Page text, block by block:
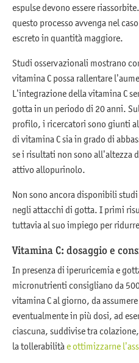
espulse devono essere
questo processo avvenga nel
escreto in quantità maggiore.
Studi osservazionali mostrano
vitamina C possa rallentare
L’integrazione della vitamina C
gotta in un periodo di 20 anni.
profilo, i ricercatori sono giunti
di vitamina C sia in grado di
se i risultati non sono
attivo allopurinolo.
Non sono ancora disponibili
negli attacchi di gotta. I primi
tuttavia al suo impiego per
Vitamina C: dosaggio e
In presenza di iperuricemia e
micronutrienti consigliano da
vitamina C al giorno, da
eventualmente in più dosi, ad
ciascuna, suddivise tra
la tollerabilità e ottimizzarne